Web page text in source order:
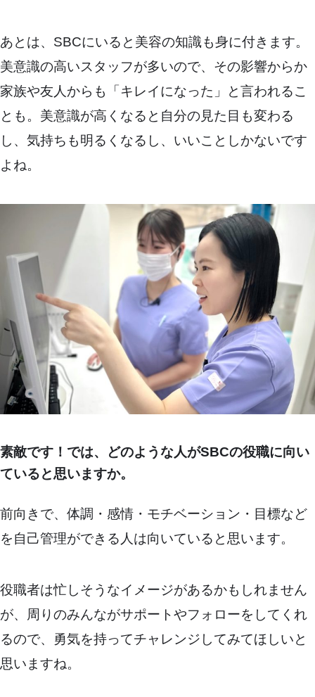
あとは、SBCにいると美容の知識も身に付きます。
美意識の高いスタッフが多いので、その影響からか
家族や友人からも「キレイになった」と言われるこ
とも。美意識が高くなると自分の見た目も変わる
し、気持ちも明るくなるし、いいことしかないです
よね。
素敵です！では、どのような人がSBCの役職に向い
ていると思いますか。
前向きで、体調・感情・モチベーション・目標など
を自己管理ができる人は向いていると思います。
役職者は忙しそうなイメージがあるかもしれません
が、周りのみんながサポートやフォローをしてくれ
るので、勇気を持ってチャレンジしてみてほしいと
思いますね。